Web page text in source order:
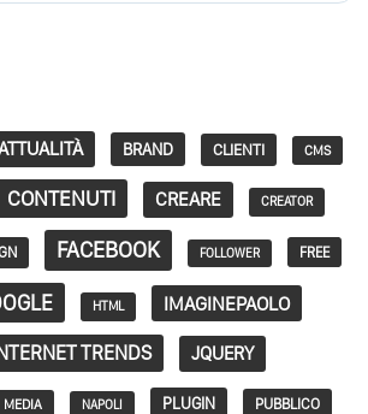
BRAND CLIENTI CMS
CONTENUTI CREARE CREATOR
FACEBOOK FOLLOWER FREE
HTML IMAGINEPAOLO
TRENDS JQUERY
MEDIA NAPOLI PLUGIN PUBBLICO